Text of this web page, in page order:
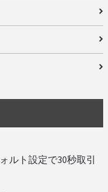
ルト設定で30秒取引